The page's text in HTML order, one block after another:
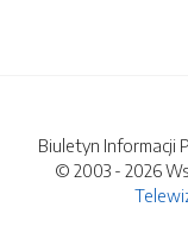
Biuletyn Informacji
© 2003 - 2026